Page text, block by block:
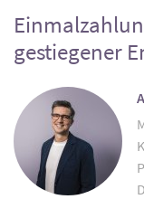
gestiegener